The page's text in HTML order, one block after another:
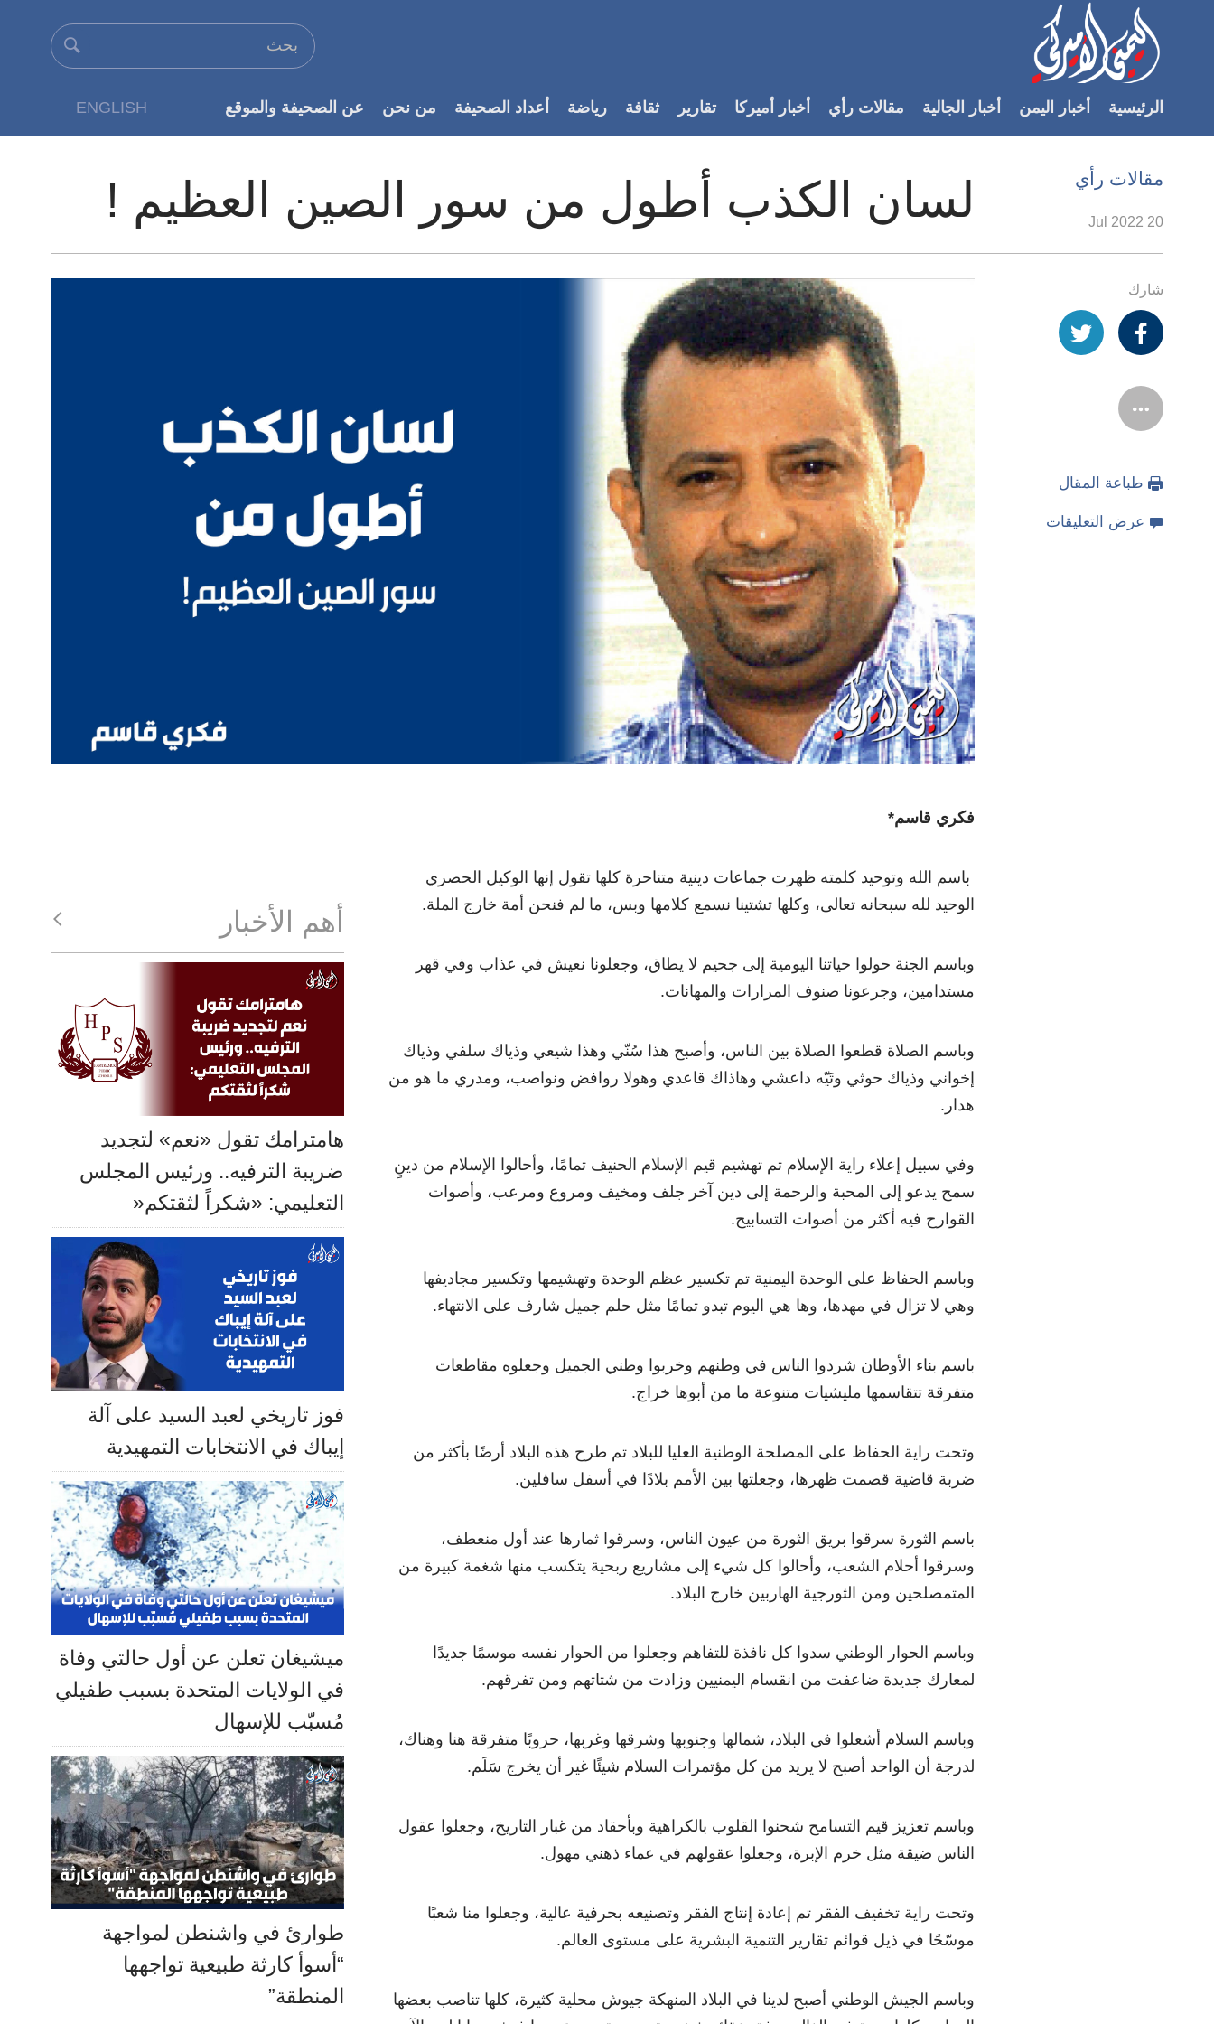
Accessibility
الرئيسي
الأقسام
ENGLISH الرئيسية أخبار اليمن أخبار الجالية مقالات رأي أخبار أميركا تقارير ثقافة رياضة أعداد الصحيفة من نحن عن الصحيفة والموقع
مقالات رأي لسان الكذب أطول من سور الصين العظيم ! 20 Jul 2022
شارك
طباعة المقال
عرض التعليقات
فكري قاسم*
باسم الله وتوحيد كلمته ظهرت جماعات دينية متناحرة كلها تقول إنها الوكيل الحصري
الوحيد لله سبحانه تعالى، وكلها تشتينا نسمع كلامها وبس، ما لم فنحن أمة خارج الملة.
وباسم الجنة حولوا حياتنا اليومية إلى جحيم لا يطاق، وجعلونا نعيش في عذاب وفي قهر
مستدامين، وجرعونا صنوف المرارات والمهانات.
وباسم الصلاة قطعوا الصلاة بين الناس، وأصبح هذا سُنّي وهذا شيعي وذياك سلفي وذياك
إخواني وذياك حوثي وتَيّه داعشي وهاذاك قاعدي وهولا روافض ونواصب، ومدري ما هو من
هدار.
وفي سبيل إعلاء راية الإسلام تم تهشيم قيم الإسلام الحنيف تمامًا، وأحالوا الإسلام من دينٍ
سمح يدعو إلى المحبة والرحمة إلى دين آخر جلف ومخيف ومروع ومرعب، وأصوات
القوارح فيه أكثر من أصوات التسابيح.
وباسم الحفاظ على الوحدة اليمنية تم تكسير عظم الوحدة وتهشيمها وتكسير مجاديفها
وهي لا تزال في مهدها، وها هي اليوم تبدو تمامًا مثل حلم جميل شارف على الانتهاء.
باسم بناء الأوطان شردوا الناس في وطنهم وخربوا وطني الجميل وجعلوه مقاطعات
متفرقة تتقاسمها مليشيات متنوعة ما من أبوها خراج.
وتحت راية الحفاظ على المصلحة الوطنية العليا للبلاد تم طرح هذه البلاد أرضًا بأكثر من
ضربة قاضية قصمت ظهرها، وجعلتها بين الأمم بلادًا في أسفل سافلين.
باسم الثورة سرقوا بريق الثورة من عيون الناس، وسرقوا ثمارها عند أول منعطف،
وسرقوا أحلام الشعب، وأحالوا كل شيء إلى مشاريع ربحية يتكسب منها شغمة كبيرة من
المتمصلحين ومن الثورجية الهاربين خارج البلاد.
وباسم الحوار الوطني سدوا كل نافذة للتفاهم وجعلوا من الحوار نفسه موسمًا جديدًا
لمعارك جديدة ضاعفت من انقسام اليمنيين وزادت من شتاتهم ومن تفرقهم.
وباسم السلام أشعلوا في البلاد، شمالها وجنوبها وشرقها وغربها، حروبًا متفرقة هنا وهناك،
لدرجة أن الواحد أصبح لا يريد من كل مؤتمرات السلام شيئًا غير أن يخرج سَلَم.
وباسم تعزيز قيم التسامح شحنوا القلوب بالكراهية وبأحقاد من غبار التاريخ، وجعلوا عقول
الناس ضيقة مثل خرم الإبرة، وجعلوا عقولهم في عماء ذهني مهول.
وتحت راية تخفيف الفقر تم إعادة إنتاج الفقر وتصنيعه بحرفية عالية، وجعلوا منا شعبًا
موسّحًا في ذيل قوائم تقارير التنمية البشرية على مستوى العالم.
وباسم الجيش الوطني أصبح لدينا في البلاد المنهكة جيوش محلية كثيرة، كلها تناصب بعضها
أهم الأخبار
هامترامك تقول «نعم» لتجديد
ضريبة الترفيه.. ورئيس المجلس
التعليمي: «شكراً لثقتكم«
فوز تاريخي لعبد السيد على آلة
إيباك في الانتخابات التمهيدية
ميشيغان تعلن عن أول حالتي وفاة
في الولايات المتحدة بسبب طفيلي
مُسبّب للإسهال
طوارئ في واشنطن لمواجهة
“أسوأ كارثة طبيعية تواجهها
المنطقة”